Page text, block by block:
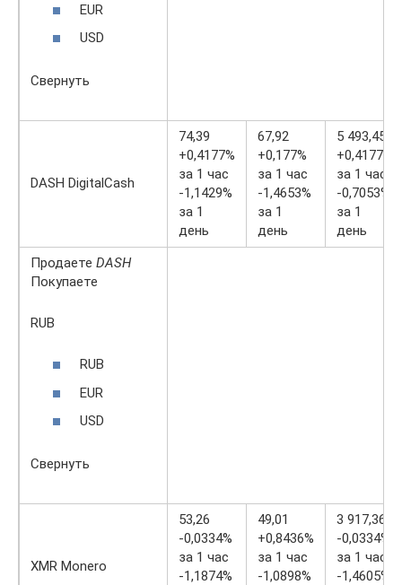
EUR
USD
Свернуть
DASH DigitalCash
74,39
+0,4177%
за 1 час
-1,1429%
за 1
день
67,92
+0,177%
за 1 час
-1,4653%
за 1
день
5 493,45
+0,4177%
за 1 час
-0,7053%
за 1
день
Продаете DASH
Покупаете
RUB
RUB
EUR
USD
Свернуть
XMR Monero
53,26
-0,0334%
за 1 час
-1,1874%
49,01
+0,8436%
за 1 час
-1,0898%
3 917,36
-0,0334%
за 1 час
-1,4605%